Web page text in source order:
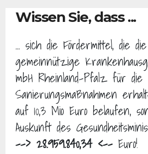
Wissen Sie, dass ...
... sich die Fördermittel, die
gemeinnützige
mbH Rheinland-Pfalz für die
Sanierungsmaßnahmen
auf 10,3 Mio Euro belaufen,
Auskunft des
--> 28.959.840,34 <-- Euro!